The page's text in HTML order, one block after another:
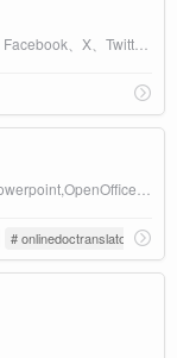
# onlinedoctranslator.com